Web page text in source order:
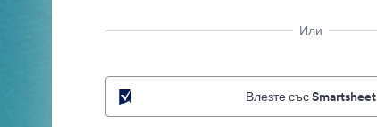
Или
Влезте със Smartsheet